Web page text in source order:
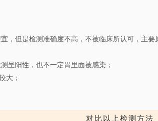
，但是检测准确度不高，不被临床所认可，主要
呈阳性，也不一定胃里面被感染；
大；
对比以上检测方法